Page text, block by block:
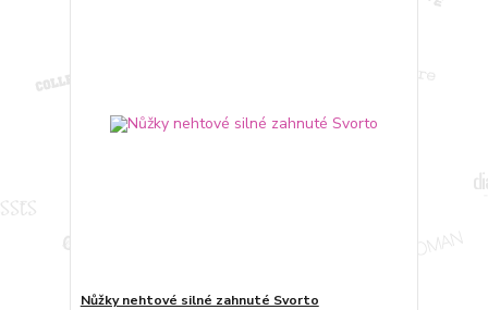
Nůžky nehtové silné zahnuté Svorto